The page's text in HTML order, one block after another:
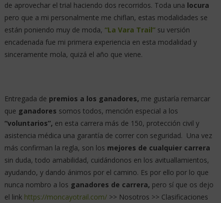
de aprovechar el trial haciendo dos recorridos. Toda una locura
pero que a mi personalmente me chiflan, estas modalidades se
están poniendo muy de moda, “La Vara Trail”su versión
encadenada fue mi primera experiencia en esta modalidad y
sinceramente mola, quizá el año que viene.
Entregada de premios a los ganadores, me gustaría remarcar
que ganadores somos todos, mención especial a los
“voluntarios”, en esta carrera más de 150, protección civil y
asistencia médica una garantía de correr con seguridad. Una vez
más confirman la regla, son los mejores de cualquier carrera
sin duda, todo amabilidad, cuidándonos en los avituallamientos,
ayudando, y dando ánimos por el camino. Es por ello por lo que
nunca nombro a los ganadores de carrera, pero sí que os dejo
el link https://moncayotrail.com/>> Nosotros >> Clasificaciones